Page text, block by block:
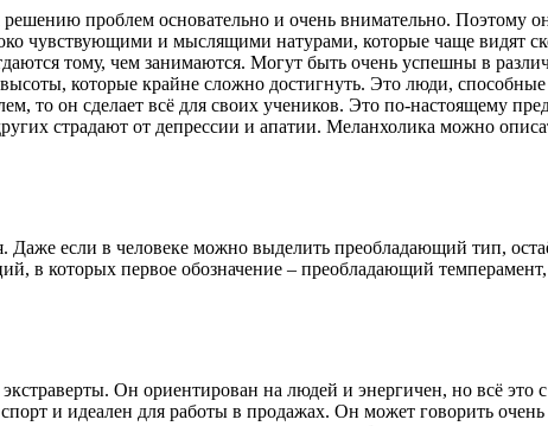
проблем основательно и очень внимательно. Поэтому
чувствующими и мыслящими натурами, которые чаще видят
тому, чем занимаются. Могут быть очень успешны в
которые крайне сложно достигнуть. Это люди,
то он сделает всё для своих учеников. Это по-настоящему
страдают от депрессии и апатии. Меланхолика можно
Даже если в человеке можно выделить преобладающий тип,
в которых первое обозначение – преобладающий
Он ориентирован на людей и энергичен, но всё это
и идеален для работы в продажах. Он может говорить